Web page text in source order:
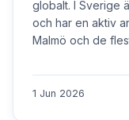
globalt. I Sverige
och har en aktiv
Malmö och de
1 Jun 2026